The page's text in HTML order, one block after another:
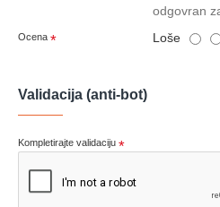
odgovran
Ocena Loše
Validacija (anti-bot)
Kompletirajte validaciju